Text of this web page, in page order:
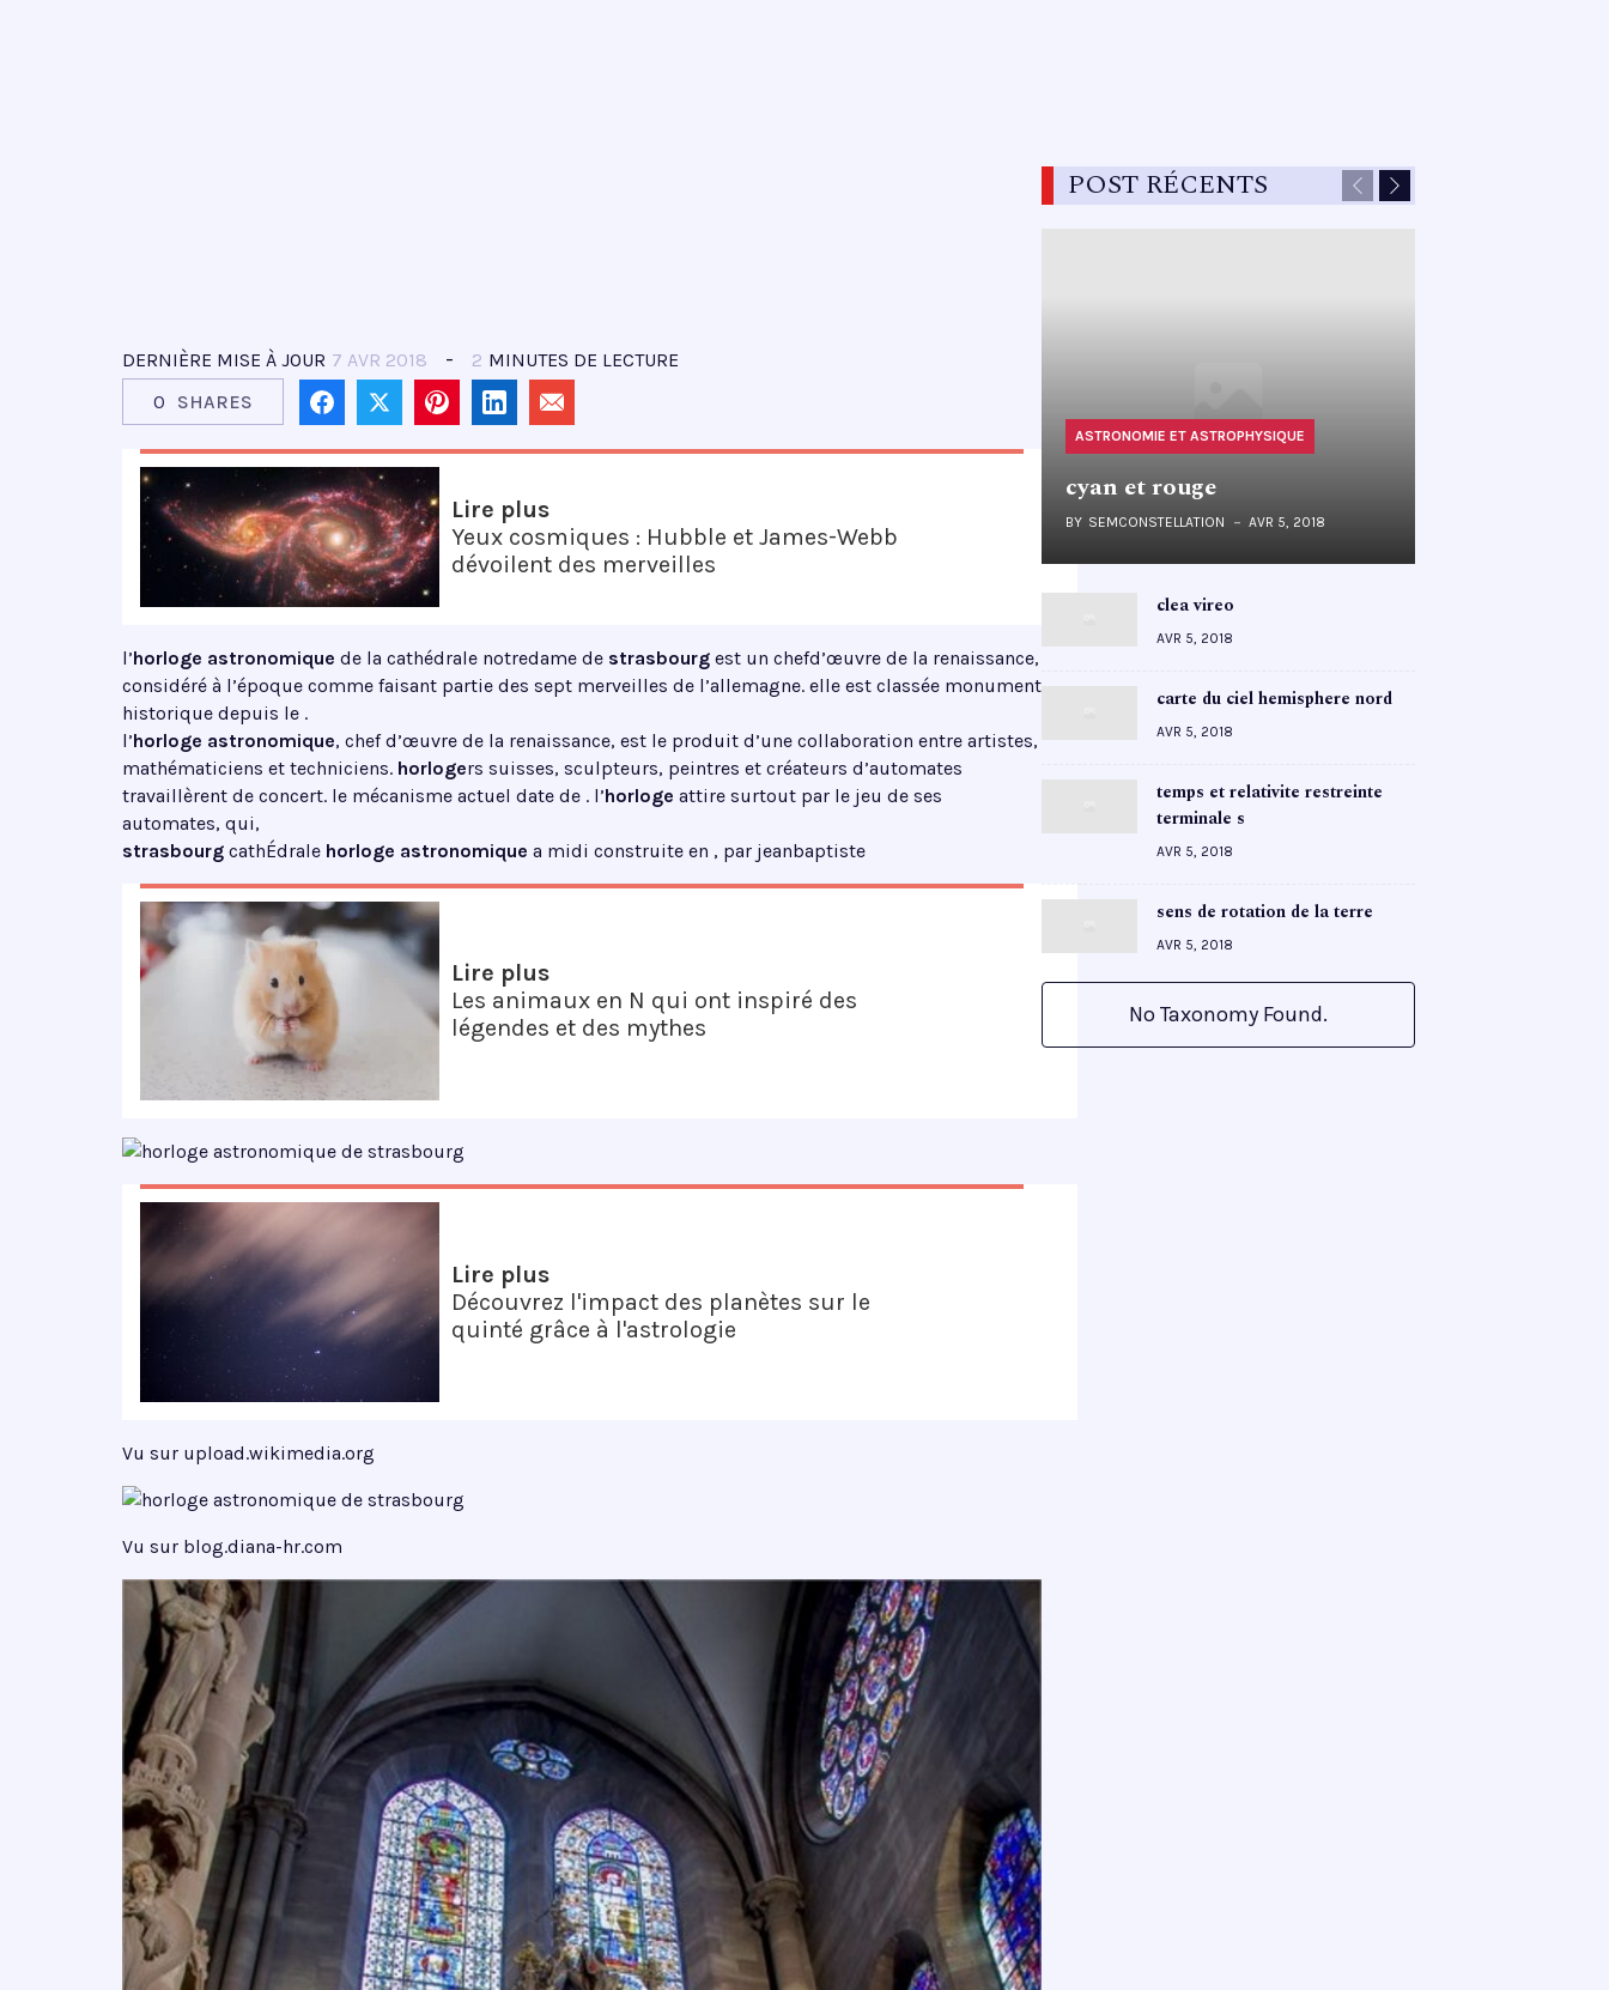
DERNIÈRE MISE À JOUR 7 AVR 2018 2 MINUTES DE LECTURE
0
SHARES
Lire plus
Yeux cosmiques : Hubble et James-Webb
dévoilent des merveilles
l’horloge astronomique de la cathédrale notredame de strasbourg est un chefd’œuvre de la renaissance,
considéré à l’époque comme faisant partie des sept merveilles de l’allemagne. elle est classée monument
historique depuis le .
l’horloge astronomique, chef d’œuvre de la renaissance, est le produit d’une collaboration entre artistes,
mathématiciens et techniciens. horlogers suisses, sculpteurs, peintres et créateurs d’automates
travaillèrent de concert. le mécanisme actuel date de . l’horloge attire surtout par le jeu de ses
automates, qui,
strasbourg cathÉdrale horloge astronomique a midi construite en , par jeanbaptiste
Lire plus
Les animaux en N qui ont inspiré des
légendes et des mythes
Lire plus
Découvrez l'impact des planètes sur le
quinté grâce à l'astrologie
Vu sur upload.wikimedia.org
Vu sur blog.diana-hr.com
POST RÉCENTS Previous
Next
ASTRONOMIE ET ASTROPHYSIQUE
cyan et rouge
BY SEMCONSTELLATION AVR 5, 2018
clea vireo
AVR 5, 2018
carte du ciel hemisphere nord
AVR 5, 2018
temps et relativite restreinte
terminale s
AVR 5, 2018
sens de rotation de la terre
AVR 5, 2018
No Taxonomy Found.